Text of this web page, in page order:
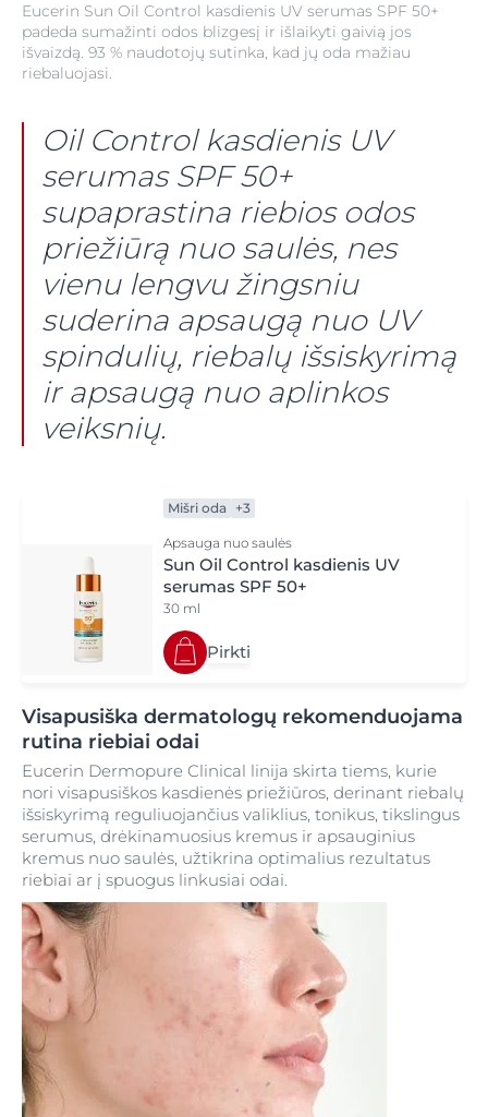
Eucerin Sun Oil Control kasdienis UV serumas SPF 50+
padeda sumažinti odos blizgesį ir išlaikyti gaivią jos
išvaizdą. 93 % naudotojų sutinka, kad jų oda mažiau
riebaluojasi.
Oil Control kasdienis UV
serumas SPF 50+
supaprastina riebios odos
priežiūrą nuo saulės, nes
vienu lengvu žingsniu
suderina apsaugą nuo UV
spindulių, riebalų išsiskyrimą
ir apsaugą nuo aplinkos
veiksnių.
Mišri oda +3
Apsauga nuo saulės
Sun Oil Control kasdienis UV
serumas SPF 50+
30 ml
Pirkti
Visapusiška dermatologų rekomenduojama
rutina riebiai odai
Eucerin Dermopure Clinical linija skirta tiems, kurie
nori visapusiškos kasdienės priežiūros, derinant riebalų
išsiskyrimą reguliuojančius valiklius, tonikus, tikslingus
serumus, drėkinamuosius kremus ir apsauginius
kremus nuo saulės, užtikrina optimalius rezultatus
riebiai ar į spuogus linkusiai odai.